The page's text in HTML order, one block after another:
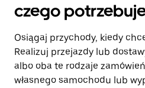
czego
Osiągaj przychody, kiedy
Realizuj przejazdy lub
albo oba te rodzaje
własnego samochodu lub